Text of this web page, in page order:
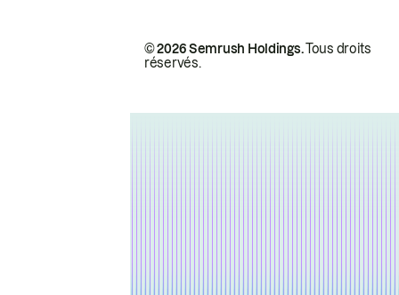
© 2026 Semrush Holdings.Tous droits
réservés.